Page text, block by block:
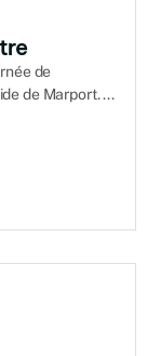
de
de Marport. ...